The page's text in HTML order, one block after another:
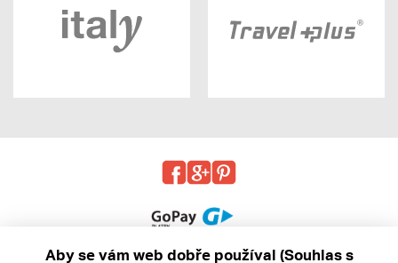
Aby se vám web dobře používal (Souhlas s